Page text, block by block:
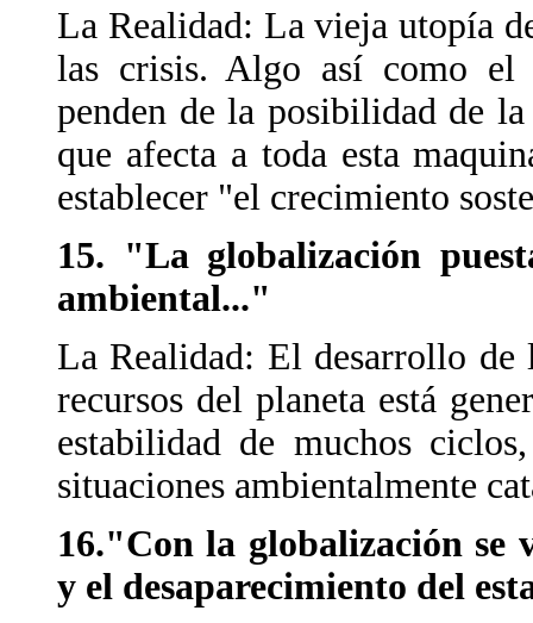
La Realidad: La vieja utopía
las crisis. Algo así como el
penden de la posibilidad de
que afecta a toda esta
establecer "el crecimiento
15. "La globalización
ambiental..."
La Realidad: El desarrollo de
recursos del planeta está
estabilidad de muchos
situaciones ambientalmente
16."Con la globalización se
y el desaparecimiento del